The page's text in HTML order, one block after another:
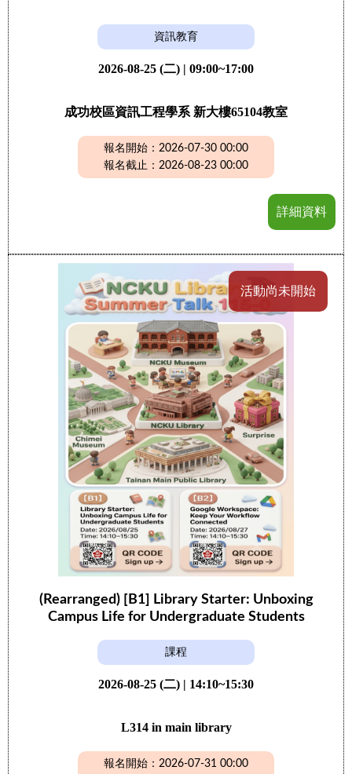
資訊教育
2026-08-25 (二) | 09:00~17:00
成功校區資訊工程學系 新大樓65104教室
報名開始：2026-07-30 00:00
報名截止：2026-08-23 00:00
詳細資料
活動尚未開始
(Rearranged) [B1] Library Starter: Unboxing
Campus Life for Undergraduate Students
課程
2026-08-25 (二) | 14:10~15:30
L314 in main library
報名開始：2026-07-31 00:00